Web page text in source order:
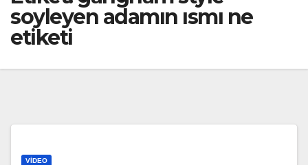
soyleyen adamın ısmı ne
etiketi
VIDEO